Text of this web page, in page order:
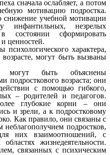
сначала ослабляет, а потом
мотивацию подростка.
снижение учебной мотивации
инфантильных, незрелых
состоянии сформировать
ценностей.
характера,
могут быть вызваны
быть объяснены
подросткового возраста; они
с помощью гибкого,
– родителей и педагогов.
глубокие корни – они
и зрели, а к подростковому
Как правило, они связаны с
подростков,
них взаимоотношений, с
жизнедеятельности.
связанных с психическим